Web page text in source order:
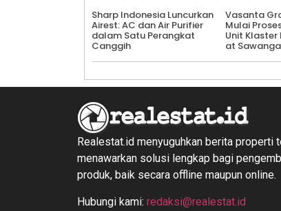
Sharp Indonesia Luncurkan
Airest: AC dan Air Purifier
dalam Satu Perangkat
Canggih
Vasanta
Mulai
Unit Klaster
at
Realestat.id menyuguhkan berita properti
menawarkan solusi lengkap bagi
produk, baik secara offline maupun online.
Hubungi kami: redaksi@realestat.id